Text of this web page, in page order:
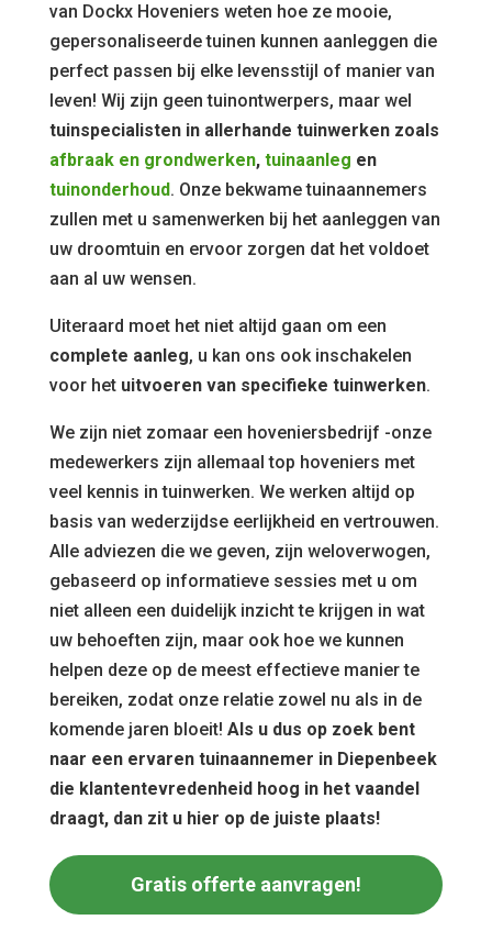
van Dockx Hoveniers weten hoe ze mooie,
gepersonaliseerde tuinen kunnen aanleggen die
perfect passen bij elke levensstijl of manier van
leven! Wij zijn geen tuinontwerpers, maar wel
tuinspecialisten in allerhande tuinwerken zoals
afbraak en grondwerken, tuinaanleg en
tuinonderhoud. Onze bekwame tuinaannemers
zullen met u samenwerken bij het aanleggen van
uw droomtuin en ervoor zorgen dat het voldoet
aan al uw wensen.
Uiteraard moet het niet altijd gaan om een
complete aanleg, u kan ons ook inschakelen
voor het uitvoeren van specifieke tuinwerken.
We zijn niet zomaar een hoveniersbedrijf -onze
medewerkers zijn allemaal top hoveniers met
veel kennis in tuinwerken. We werken altijd op
basis van wederzijdse eerlijkheid en vertrouwen.
Alle adviezen die we geven, zijn weloverwogen,
gebaseerd op informatieve sessies met u om
niet alleen een duidelijk inzicht te krijgen in wat
uw behoeften zijn, maar ook hoe we kunnen
helpen deze op de meest effectieve manier te
bereiken, zodat onze relatie zowel nu als in de
komende jaren bloeit! Als u dus op zoek bent
naar een ervaren tuinaannemer in Diepenbeek
die klantentevredenheid hoog in het vaandel
draagt, dan zit u hier op de juiste plaats!
Gratis offerte aanvragen!